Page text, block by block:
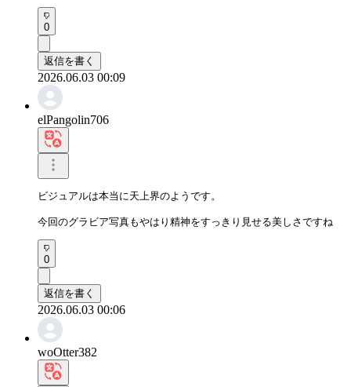
0
返信を書く
2026.06.03 00:09
elPangolin706
ビジュアルは本当に天上界のようです。
今回のグラビア写真もやはり精神をすっきり見せる美しさですね
0
返信を書く
2026.06.03 00:06
woOtter382